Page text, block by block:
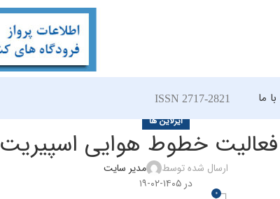
ما ISSN 2717-2821
ایرلاین ها
خطوط هوایی اسپیریت
ارسال شده توسط
مدیر سایت
در ۱۴۰۵-۰۲-۱۹
0